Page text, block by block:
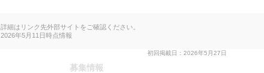
詳細はリンク先外部サイトをご確認ください。
2026年5月11日時点情報
初回掲載日：2026年5月27日
募集情報